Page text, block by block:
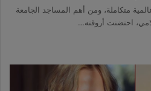
متكاملة، ومن أهم المساجد الجامعة
احتضنت أروقته…